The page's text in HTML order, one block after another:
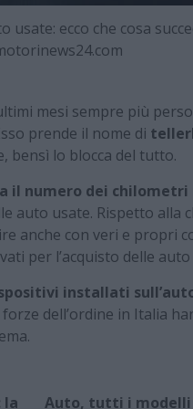
ecco che cosa
mesi sempre più
prende il nome di
bensì lo blocca del tutto.
il numero dei
auto usate. Rispetto alla
anche con veri e propri
per l’acquisto delle auto
installati
forze dell’ordine in Italia
la
Auto, tutti i modelli